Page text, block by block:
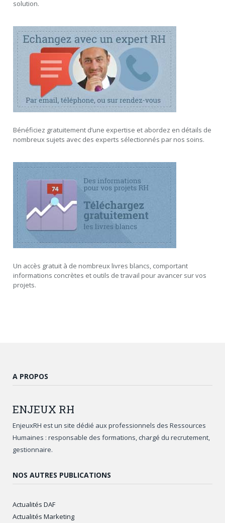
solution.
Bénéficiez gratuitement d’une expertise et abordez en détails de
nombreux sujets avec des experts sélectionnés par nos soins.
Un accès gratuit à de nombreux livres blancs, comportant
informations concrètes et outils de travail pour avancer sur vos
projets.
A PROPOS
ENJEUX RH
EnjeuxRH est un site dédié aux professionnels des Ressources
Humaines : responsable des formations, chargé du recrutement,
gestionnaire.
NOS AUTRES PUBLICATIONS
Actualités DAF
Actualités Marketing